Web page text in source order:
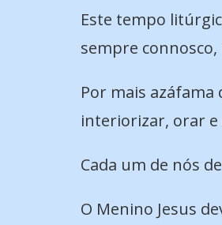
Este tempo
sempre
Por mais
interiorizar, orar e
Cada um de nós
O Menino Jesus